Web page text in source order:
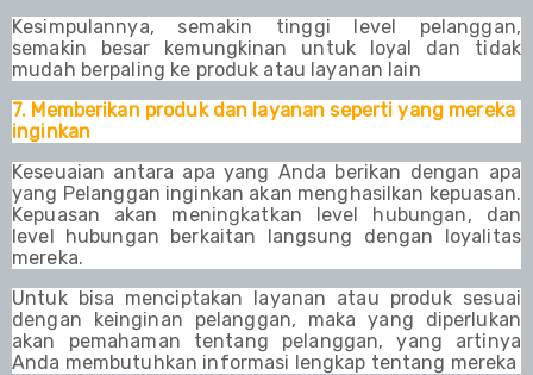
Kesimpulannya, semakin tinggi level pelanggan,
semakin besar kemungkinan untuk loyal dan tidak
mudah berpaling ke produk atau layanan lain
7. Memberikan produk dan layanan seperti yang mereka
inginkan
Keseuaian antara apa yang Anda berikan dengan apa
yang Pelanggan inginkan akan menghasilkan kepuasan.
Kepuasan akan meningkatkan level hubungan, dan
level hubungan berkaitan langsung dengan loyalitas
mereka.
Untuk bisa menciptakan layanan atau produk sesuai
dengan keinginan pelanggan, maka yang diperlukan
akan pemahaman tentang pelanggan, yang artinya
Anda membutuhkan informasi lengkap tentang mereka